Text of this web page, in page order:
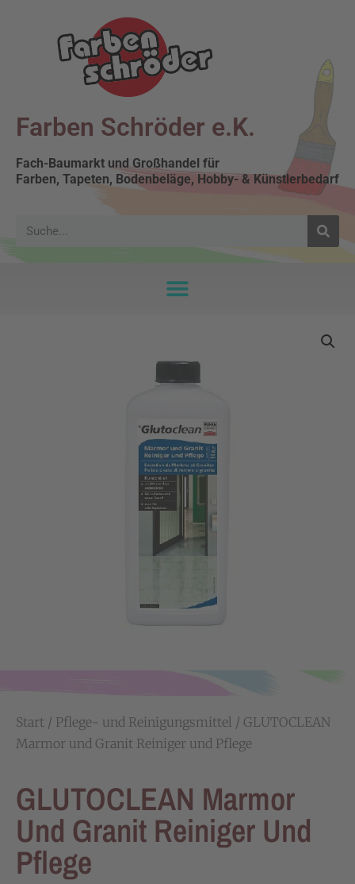
Farben Schröder e.K.
Fach-Baumarkt und Großhandel für
Farben, Tapeten, Bodenbeläge, Hobby- & Künstlerbedarf
Start / Pflege- und Reinigungsmittel / GLUTOCLEAN
Marmor und Granit Reiniger und Pflege
GLUTOCLEAN Marmor
Und Granit Reiniger Und
Pflege